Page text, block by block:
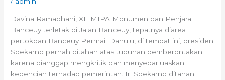
Davina Ramadhani, XII MIPA Monumen dan Penjara
Banceuy terletak di Jalan Banceuy, tepatnya diarea
pertokoan Banceuy Permai. Dahulu, di tempat ini, presiden
Soekarno pernah ditahan atas tuduhan pemberontakan
karena dianggap mengkritik dan menyebarluaskan
kebencian terhadap pemerintah. Ir. Soekarno ditahan